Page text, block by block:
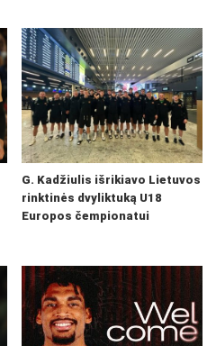
G. Kadžiulis išrikiavo Lietuvos
rinktinės dvyliktuką U18
Europos čempionatui